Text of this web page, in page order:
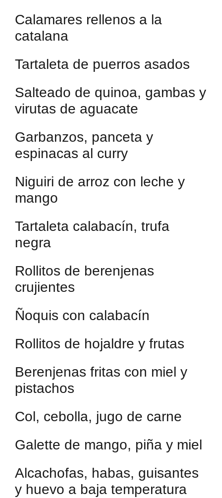
Calamares rellenos a la
catalana
Tartaleta de puerros asados
Salteado de quinoa, gambas y
virutas de aguacate
Garbanzos, panceta y
espinacas al curry
Niguiri de arroz con leche y
mango
Tartaleta calabacín, trufa
negra
Rollitos de berenjenas
crujientes
Ñoquis con calabacín
Rollitos de hojaldre y frutas
Berenjenas fritas con miel y
pistachos
Col, cebolla, jugo de carne
Galette de mango, piña y miel
Alcachofas, habas, guisantes
y huevo a baja temperatura